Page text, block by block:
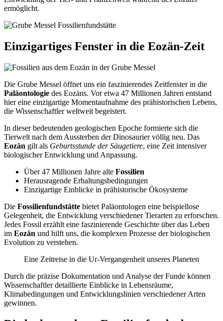
ermöglicht.
Einzigartiges Fenster in die Eozän-Zeit
Die Grube Messel öffnet uns ein faszinierendes Zeitfenster in die
Paläontologie des Eozäns. Vor etwa 47 Millionen Jahren entstand
hier eine einzigartige Momentaufnahme des prähistorischen Lebens,
die Wissenschaftler weltweit begeistert.
In dieser bedeutenden geologischen Epoche formierte sich die
Tierwelt nach dem Aussterben der Dinosaurier völlig neu. Das
Eozän gilt als Geburtsstunde der Säugetiere, eine Zeit intensiver
biologischer Entwicklung und Anpassung.
Über 47 Millionen Jahre alte Fossilien
Herausragende Erhaltungsbedingungen
Einzigartige Einblicke in prähistorische Ökosysteme
Die Fossilienfundstätte bietet Paläontologen eine beispiellose
Gelegenheit, die Entwicklung verschiedener Tierarten zu erforschen.
Jedes Fossil erzählt eine faszinierende Geschichte über das Leben
im Eozän und hilft uns, die komplexen Prozesse der biologischen
Evolution zu verstehen.
Eine Zeitreise in die Ur-Vergangenheit unseres Planeten
Durch die präzise Dokumentation und Analyse der Funde können
Wissenschaftler detaillierte Einblicke in Lebensräume,
Klimabedingungen und Entwicklungslinien verschiedener Arten
gewinnen.